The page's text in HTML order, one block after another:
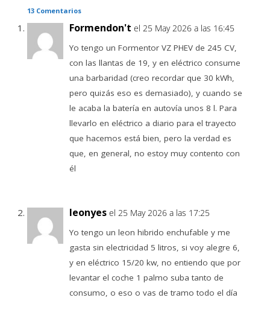
13 Comentarios
Formendon't el 25 May 2026 a las 16:45
Yo tengo un Formentor VZ PHEV de 245 CV,
con las llantas de 19, y en eléctrico consume
una barbaridad (creo recordar que 30 kWh,
pero quizás eso es demasiado), y cuando se
le acaba la batería en autovía unos 8 l. Para
llevarlo en eléctrico a diario para el trayecto
que hacemos está bien, pero la verdad es
que, en general, no estoy muy contento con
él
leonyes el 25 May 2026 a las 17:25
Yo tengo un leon hibrido enchufable y me
gasta sin electricidad 5 litros, si voy alegre 6,
y en eléctrico 15/20 kw, no entiendo que por
levantar el coche 1 palmo suba tanto de
consumo, o eso o vas de tramo todo el día